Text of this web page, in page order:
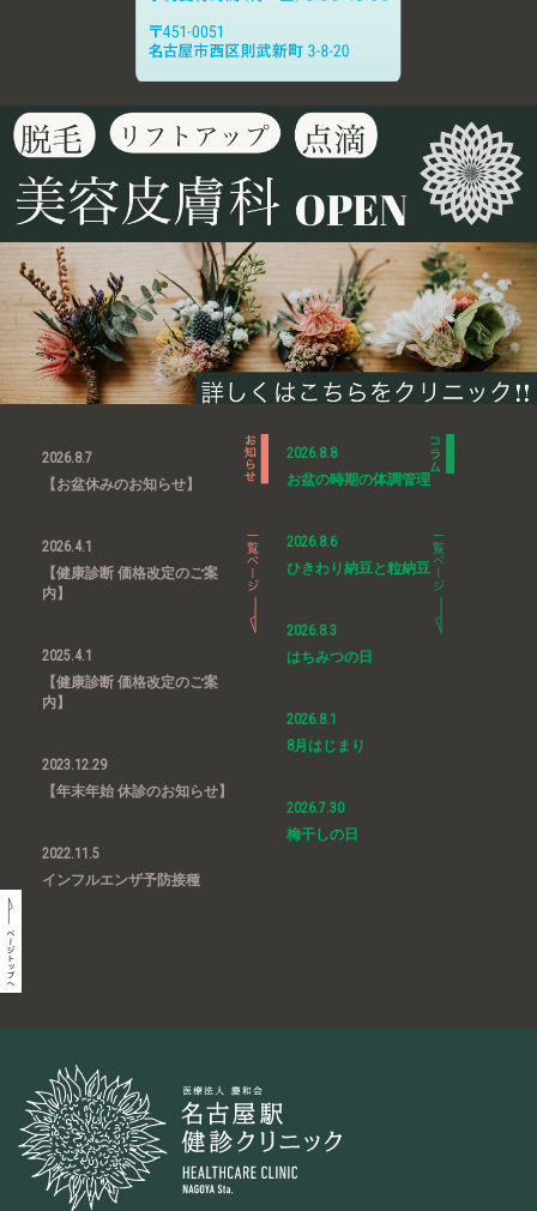
2026.8.7
【お盆休みのお知らせ】
2026.4.1
【健康診断 価格改定のご案
内】
2025.4.1
【健康診断 価格改定のご案
内】
2023.12.29
【年末年始 休診のお知らせ】
2022.11.5
インフルエンザ予防接種
2026.8.8
お盆の時期の体調管理
2026.8.6
ひきわり納豆と粒納豆
2026.8.3
はちみつの日
2026.8.1
8月はじまり
2026.7.30
梅干しの日